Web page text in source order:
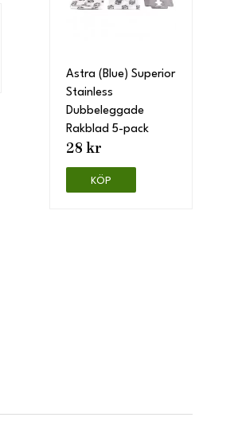
Astra (Blue) Superior
Stainless
Dubbeleggade
Rakblad 5-pack
28 kr
KÖP